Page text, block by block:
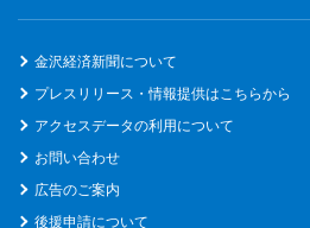
金沢経済新聞について
プレスリリース・情報提供はこちらから
アクセスデータの利用について
お問い合わせ
広告のご案内
後援申請について